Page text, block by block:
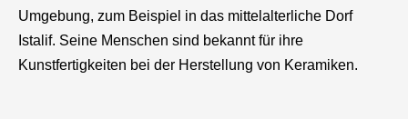
Umgebung, zum Beispiel in das mittelalterliche Dorf
Istalif. Seine Menschen sind bekannt für ihre
Kunstfertigkeiten bei der Herstellung von Keramiken.